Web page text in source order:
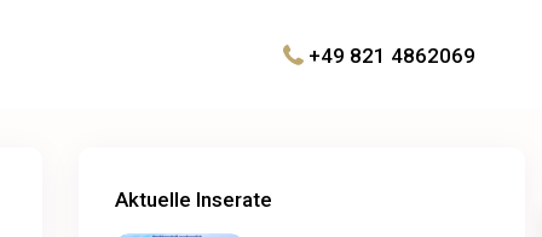
+49 821 4862069
Aktuelle Inserate